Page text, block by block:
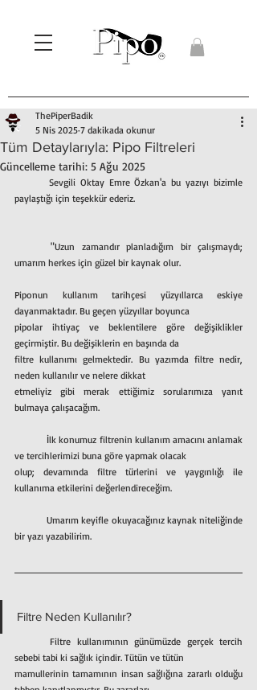
Tüm Detaylarıyla: Pipo Filtreleri
ThePiperBadik
5 Nis 2025 7 dakikada okunur
Güncelleme tarihi: 5 Ağu 2025
paylaştığı için teşekkür ederiz.
	"Uzun zamandır planladığım bir çalışmaydı;
umarım herkes için güzel bir kaynak olur.
Piponun kullanım tarihçesi yüzyıllarca eskiye
dayanmaktadır. Bu geçen yüzyıllar boyunca
pipolar ihtiyaç ve beklentilere göre değişiklikler
geçirmiştir. Bu değişiklerin en başında da
filtre kullanımı gelmektedir. Bu yazımda filtre nedir,
neden kullanılır ve nelere dikkat
etmeliyiz gibi merak ettiğimiz sorularımıza yanıt
bulmaya çalışacağım.
	İlk konumuz filtrenin kullanım amacını anlamak
ve tercihlerimizi buna göre yapmak olacak
olup; devamında filtre türlerini ve yaygınlığı ile
kullanıma etkilerini değerlendireceğim.
	Umarım keyifle okuyacağınız kaynak niteliğinde
bir yazı yazabilirim.
Filtre Neden Kullanılır?
sebebi tabi ki sağlık içindir. Tütün ve tütün
mamullerinin tamamının insan sağlığına zararlı olduğu